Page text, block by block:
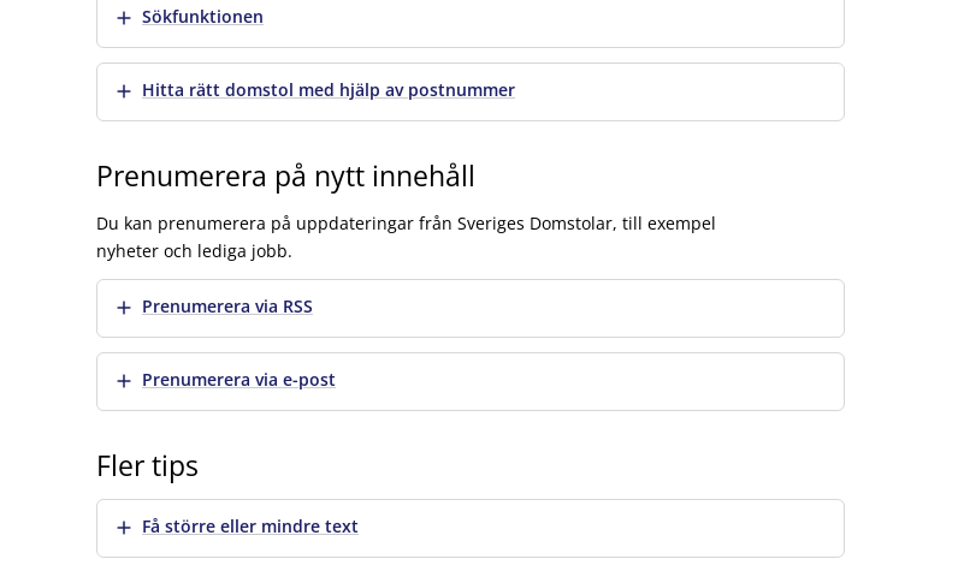
Visa merSökfunktionen
Visa merHitta rätt domstol med hjälp av postnummer
Prenumerera på nytt innehåll
Du kan prenumerera på uppdateringar från Sveriges Domstolar, till exempel
nyheter och lediga jobb.
Visa merPrenumerera via RSS
Visa merPrenumerera via e-post
Fler tips
Visa merFå större eller mindre text